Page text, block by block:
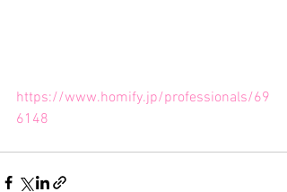
https://www.homify.jp/professionals/69
6148